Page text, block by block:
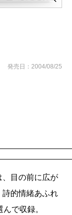
発売日：2004/08/25
目の前に広が
詩的情緒あふれ
で収録。